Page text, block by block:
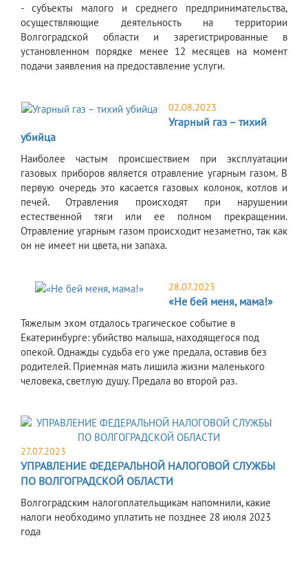
- субъекты малого и среднего предпринимательства,
осуществляющие деятельность на территории
Волгоградской области и зарегистрированные в
установленном порядке менее 12 месяцев на момент
подачи заявления на предоставление услуги.
02.08.2023
Угарный газ – тихий
убийца
Наиболее частым происшествием при эксплуатации
газовых приборов является отравление угарным газом. В
первую очередь это касается газовых колонок, котлов и
печей. Отравления происходят при нарушении
естественной тяги или ее полном прекращении.
Отравление угарным газом происходит незаметно, так как
он не имеет ни цвета, ни запаха.
28.07.2023
«Не бей меня, мама!»
​Тяжелым эхом отдалось трагическое событие в
Екатеринбурге: убийство малыша, находящегося под
опекой. Однажды судьба его уже предала, оставив без
родителей. Приемная мать лишила жизни маленького
человека, светлую душу. Предала во второй раз.
27.07.2023
УПРАВЛЕНИЕ ФЕДЕРАЛЬНОЙ НАЛОГОВОЙ СЛУЖБЫ
ПО ВОЛГОГРАДСКОЙ ОБЛАСТИ
​Волгоградским налогоплательщикам напомнили, какие
налоги необходимо уплатить не позднее 28 июля 2023
года